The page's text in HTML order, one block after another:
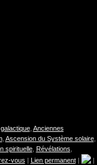
, Anciennes
, Ascension du Système solaire,
spirituelle, Révélations
vous Lien permanent|
|